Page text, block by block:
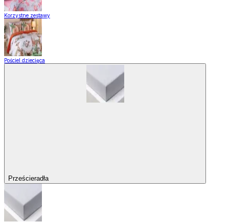
Korzystne zestawy
Pościel dziecięca
Prześcieradła